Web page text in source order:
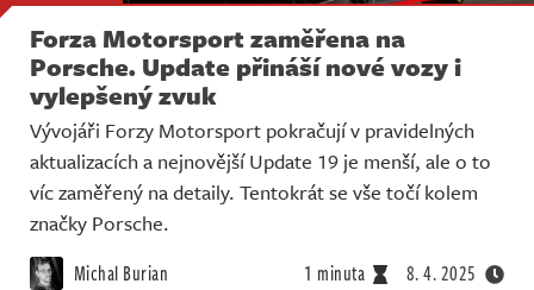
Forza Motorsport zaměřena na
Porsche. Update přináší nové vozy i
vylepšený zvuk
Vývojáři Forzy Motorsport pokračují v pravidelných
aktualizacích a nejnovější Update 19 je menší, ale o to
víc zaměřený na detaily. Tentokrát se vše točí kolem
značky Porsche.
Michal Burian 1 minuta 8. 4. 2025